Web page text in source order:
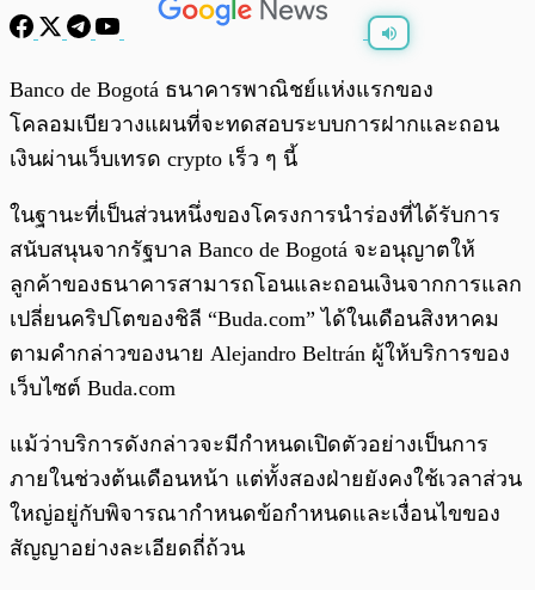
Banco de Bogotá ธนาคารพาณิชย์แห่งแรกของ
โคลอมเบียวางแผนที่จะทดสอบระบบการฝากและถอน
เงินผ่านเว็บเทรด crypto เร็ว ๆ นี้
ในฐานะที่เป็นส่วนหนึ่งของโครงการนำร่องที่ได้รับการ
สนับสนุนจากรัฐบาล Banco de Bogotá จะอนุญาตให้
ลูกค้าของธนาคารสามารถโอนและถอนเงินจากการแลก
เปลี่ยนคริปโตของชิลี “Buda.com” ได้ในเดือนสิงหาคม
ตามคำกล่าวของนาย Alejandro Beltrán ผู้ให้บริการของ
เว็บไซต์ Buda.com
แม้ว่าบริการดังกล่าวจะมีกำหนดเปิดตัวอย่างเป็นการ
ภายในช่วงต้นเดือนหน้า แต่ทั้งสองฝ่ายยังคงใช้เวลาส่วน
ใหญ่อยู่กับพิจารณากำหนดข้อกำหนดและเงื่อนไขของ
สัญญาอย่างละเอียดถี่ถ้วน